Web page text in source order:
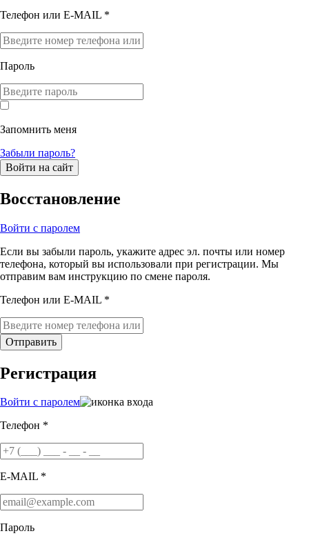
Телефон или E-MAIL *
Пароль
Запомнить меня
Забыли пароль?
Войти на сайт
Восстановление
Войти с паролем
Если вы забыли пароль, укажите адрес эл. почты или номер
телефона, который вы использовали при регистрации. Мы
отправим вам инструкцию по смене пароля.
Телефон или E-MAIL *
Отправить
Регистрация
Войти с паролем
Телефон *
E-MAIL *
Пароль